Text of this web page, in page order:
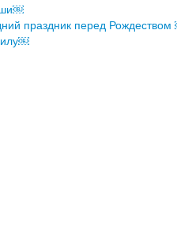
праздник перед